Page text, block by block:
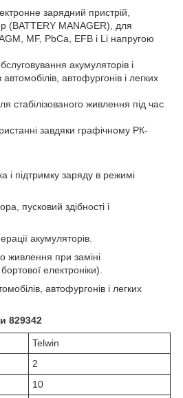
зарядний пристрій,
(BATTERY MANAGER), для
MF, PbCa, EFB і Li напругою
акумуляторів і
автофургонів і легких
стабілізованого живлення під час
завдяки графічному РК-
і підтримку заряду в режимі
пусковий здібності і
акумуляторів.
живлення при заміні
електроніки).
автофургонів і легких
829342
Telwin
2
10